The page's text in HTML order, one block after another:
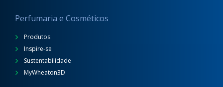
Perfumaria e Cosméticos
Produtos
Inspire-se
Sustentabilidade
MyWheaton3D